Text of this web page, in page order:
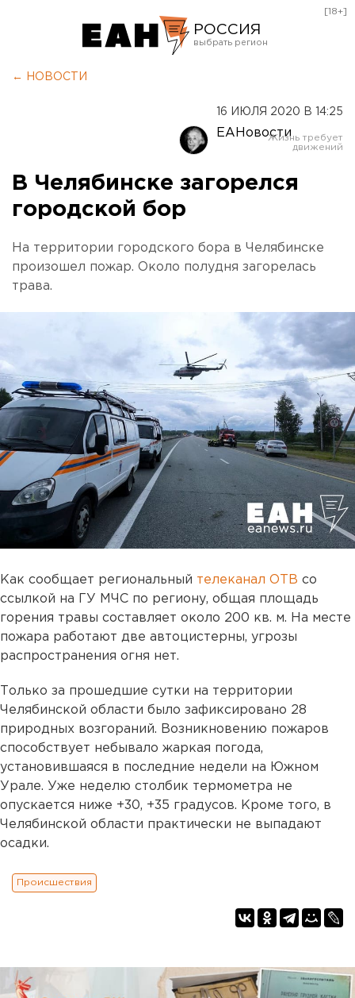
РОССИЯ
Оренбург
[18+]
← НОВОСТИ
16 ИЮЛЯ 2020 В 14:25
ЕАНовости
В Челябинске загорелся
городской бор
На территории городского бора в Челябинске
произошел пожар. Около полудня загорелась
трава.
Как сообщает региональный телеканал ОТВ со
ссылкой на ГУ МЧС по региону, общая площадь
горения травы составляет около 200 кв. м. На месте
пожара работают две автоцистерны, угрозы
распространения огня нет.
Только за прошедшие сутки на территории
Челябинской области было зафиксировано 28
природных возгораний. Возникновению пожаров
способствует небывало жаркая погода,
установившаяся в последние недели на Южном
Урале. Уже неделю столбик термометра не
опускается ниже +30, +35 градусов. Кроме того, в
Челябинской области практически не выпадают
осадки.
Происшествия